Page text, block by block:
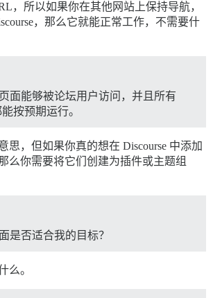
，所以如果你在其他网站上保持导航，
，那么它就能正常工作，不需要什
面能够被论坛用户访问，并且所有
按预期运行。
思，但如果你真的想在 Discourse 中添加
么你需要将它们创建为插件或主题组
是否适合我的目标？
么。